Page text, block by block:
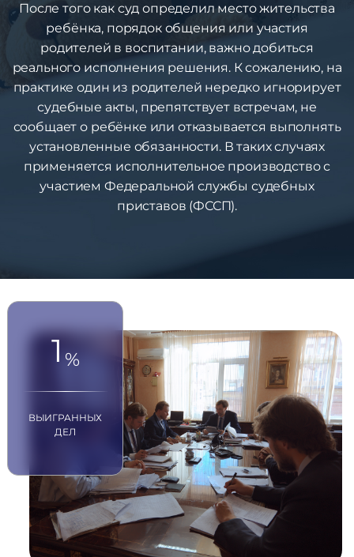
После того как суд определил место жительства
ребёнка, порядок общения или участия
родителей в воспитании, важно добиться
реального исполнения решения. К сожалению, на
практике один из родителей нередко игнорирует
судебные акты, препятствует встречам, не
сообщает о ребёнке или отказывается выполнять
установленные обязанности. В таких случаях
применяется исполнительное производство с
участием Федеральной службы судебных
приставов (ФССП).
1 %
ВЫИГРАННЫХ
ДЕЛ